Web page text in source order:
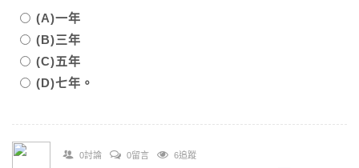
(A)一年
(B)三年
(C)五年
(D)七年。
0討論 0留言 6追蹤